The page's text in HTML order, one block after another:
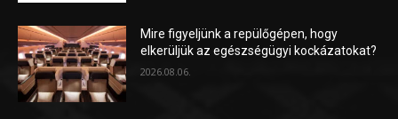
Mire figyeljünk a repülőgépen, hogy
elkerüljük az egészségügyi kockázatokat?
2026.08.06.